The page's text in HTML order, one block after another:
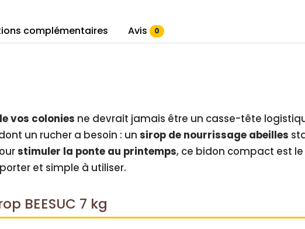
e
p
B
E
E
complémentaires Avis 0
vos colonies ne devrait jamais être un casse-tête
un rucher a besoin : un sirop de nourrissage abeilles
stimuler la ponte au printemps, ce bidon compact est
et simple à utiliser.
BEESUC 7 kg